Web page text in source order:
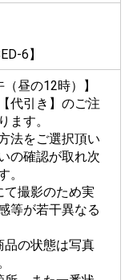
6】
昼の12時）】
代引き】のご注
ます。
法をご選択頂い
の確認が取れ次
。
撮影のため実
等が若干異なる
品の状態は写真